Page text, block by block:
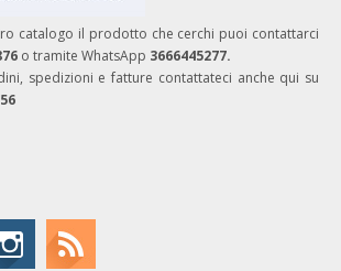
catalogo il prodotto che cerchi puoi contattarci
o tramite WhatsApp 3666445277.
spedizioni e fatture contattateci anche qui su